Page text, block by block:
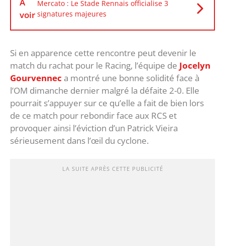
voir
Mercato : Le Stade Rennais officialise 3
signatures majeures
Si en apparence cette rencontre peut devenir le
match du rachat pour le Racing, l’équipe de Jocelyn
Gourvennec a montré une bonne solidité face à
l’OM dimanche dernier malgré la défaite 2-0. Elle
pourrait s’appuyer sur ce qu’elle a fait de bien lors
de ce match pour rebondir face aux RCS et
provoquer ainsi l’éviction d’un Patrick Vieira
sérieusement dans l’œil du cyclone.
LA SUITE APRÈS CETTE PUBLICITÉ